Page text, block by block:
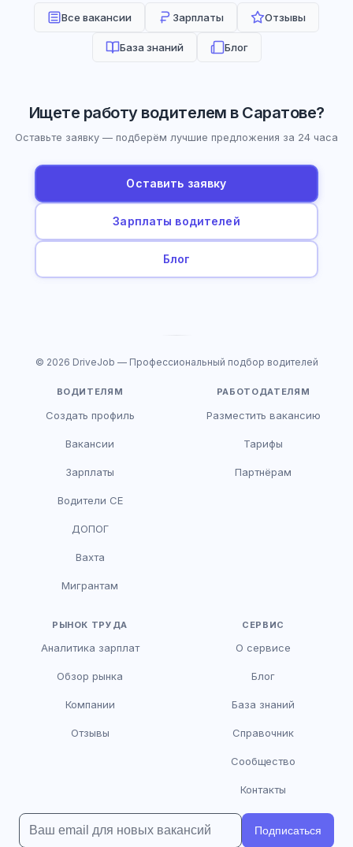
Все вакансии Зарплаты Отзывы
База знаний Блог
Ищете работу водителем в Саратове?
Оставьте заявку — подберём лучшие предложения за 24 часа
Оставить заявку
Зарплаты водителей
Блог
© 2026 DriveJob — Профессиональный подбор водителей
ВОДИТЕЛЯМ
Создать профиль
Вакансии
Зарплаты
Водители CE
ДОПОГ
Вахта
Мигрантам
РАБОТОДАТЕЛЯМ
Разместить вакансию
Тарифы
Партнёрам
РЫНОК ТРУДА
Аналитика зарплат
Обзор рынка
Компании
Отзывы
СЕРВИС
О сервисе
Блог
База знаний
Справочник
Сообщество
Контакты
Подписаться
HR-консультант
Здравствуйте! Я AI-консультант DriveJob.
помочь?